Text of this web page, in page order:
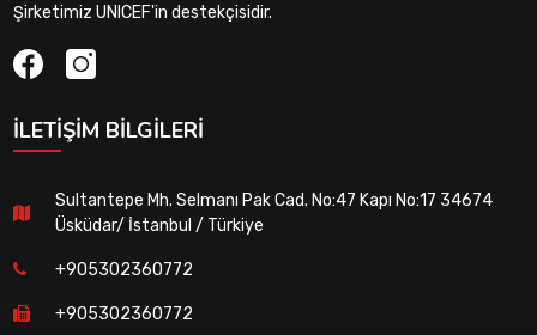
Şirketimiz UNICEF'in destekçisidir.
İLETIŞIM BILGILERI
Sultantepe Mh. Selmanı Pak Cad. No:47 Kapı No:17 34674
Üsküdar/ İstanbul / Türkiye
+905302360772
+905302360772